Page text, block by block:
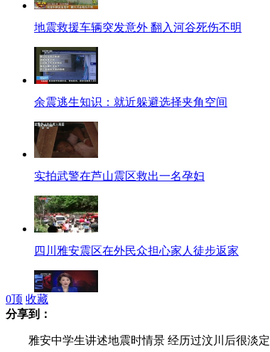
地震救援车辆突发意外 翻入河谷死伤不明
余震逃生知识：就近躲避选择夹角空间
实拍武警在芦山震区救出一名孕妇
四川雅安震区在外民众担心家人徒步返家
0顶 收藏
分享到：
雅安中学生讲述地震时情景 经历过汶川后很淡定